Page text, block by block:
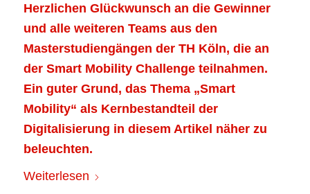
Herzlichen Glückwunsch an die Gewinner
und alle weiteren Teams aus den
Masterstudiengängen der TH Köln, die an
der Smart Mobility Challenge teilnahmen.
Ein guter Grund, das Thema „Smart
Mobility“ als Kernbestandteil der
Digitalisierung in diesem Artikel näher zu
beleuchten.
Weiterlesen